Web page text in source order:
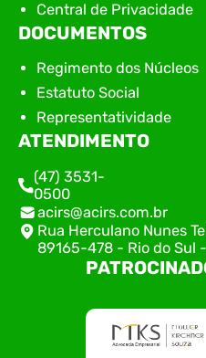
Central de Privacidade
DOCUMENTOS
Regimento dos Núcleos
Estatuto Social
Representatividade
ATENDIMENTO
(47) 3531-
0500
acirs@acirs.com.br
Rua Herculano Nunes
89165-478 - Rio do Sul